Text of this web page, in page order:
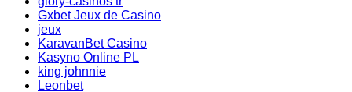
Gxbet Jeux de Casino
jeux
KaravanBet Casino
Kasyno Online PL
king johnnie
Leonbet